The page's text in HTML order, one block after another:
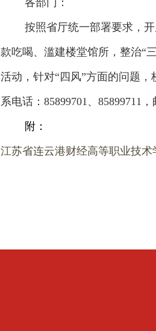
各部门：
按照省厅统一部署要求，
款吃喝、滥建楼堂馆所，整治“
活动，针对“四风”方面的问题
系电话：85899701、85899711，
附：
江苏省连云港财经高等职业技